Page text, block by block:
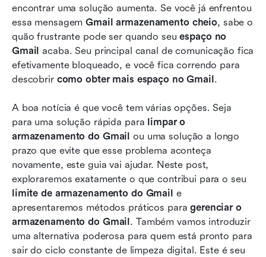
encontrar uma solução aumenta. Se você já enfrentou
essa mensagem Gmail armazenamento cheio, sabe o
quão frustrante pode ser quando seu espaço no
Gmail acaba. Seu principal canal de comunicação fica
efetivamente bloqueado, e você fica correndo para
descobrir como obter mais espaço no Gmail.
A boa notícia é que você tem várias opções. Seja
para uma solução rápida para limpar o
armazenamento do Gmail ou uma solução a longo
prazo que evite que esse problema aconteça
novamente, este guia vai ajudar. Neste post,
limite de armazenamento do Gmail e
apresentaremos métodos práticos para gerenciar o
armazenamento do Gmail. Também vamos introduzir
uma alternativa poderosa para quem está pronto para
sair do ciclo constante de limpeza digital. Este é seu
Conclusão
Perguntas Frequentes
Leitura relacionada